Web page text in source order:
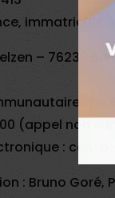
immatriculé à
– 76230
:
(appel non
: cen-
: Bruno Goré,